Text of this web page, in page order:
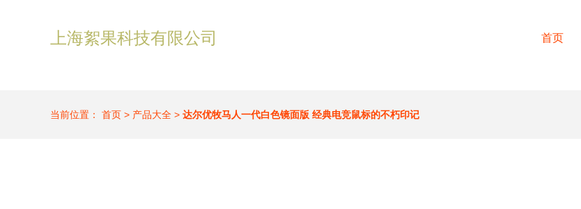
上海絮果科技有限公司 首页
当前位置： 首页 > 产品大全 > 达尔优牧马人一代白色镜面版 经典电竞鼠标的不朽印记